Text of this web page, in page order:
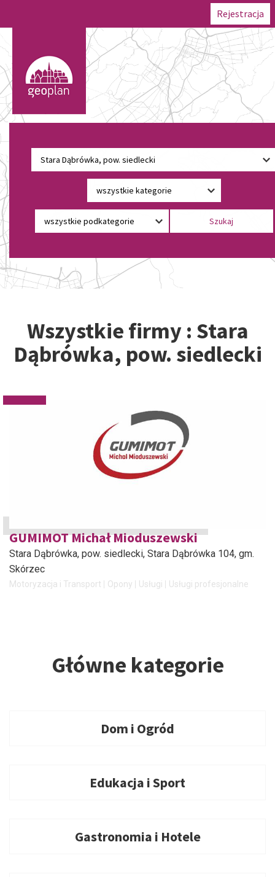
Rejestracja
Wszystkie firmy : Stara
Dąbrówka, pow. siedlecki
GUMIMOT Michał Mioduszewski
Stara Dąbrówka, pow. siedlecki, Stara Dąbrówka 104, gm.
Skórzec
Motoryzacja i Transport Opony Usługi Usługi profesjonalne
Główne kategorie
Dom i Ogród
Edukacja i Sport
Gastronomia i Hotele